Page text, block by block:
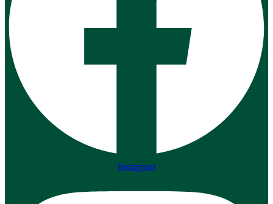
Instagram